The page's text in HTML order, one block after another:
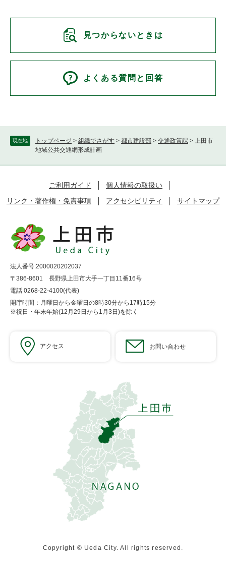
現在地 トップページ > 組織でさがす > 都市建設部 > 交通政策課 > 上田市
地域公共交通網形成計画
見つからないときは
よくある質問と回答
ご利用ガイド
個人情報の取扱い
リンク・著作権・免責事項
アクセシビリティ サイトマップ
法人番号:2000020202037
〒386-8601 長野県上田市大手一丁目11番16号
電話 0268-22-4100(代表)
開庁時間：月曜日から金曜日の8時30分から17時15分
※祝日・年末年始(12月29日から1月3日)を除く
アクセス お問い合わせ
Copyright © Ueda City. All rights reserved.